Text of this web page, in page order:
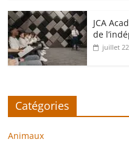
JCA
de
juillet
Catégories
Animaux